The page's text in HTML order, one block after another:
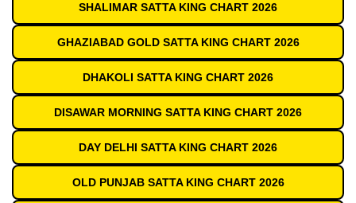
SHALIMAR SATTA KING CHART 2026
GHAZIABAD GOLD SATTA KING CHART 2026
DHAKOLI SATTA KING CHART 2026
DISAWAR MORNING SATTA KING CHART 2026
DAY DELHI SATTA KING CHART 2026
OLD PUNJAB SATTA KING CHART 2026